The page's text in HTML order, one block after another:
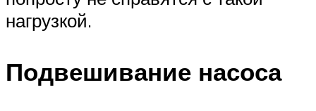
нагрузкой.
Подвешивание насоса